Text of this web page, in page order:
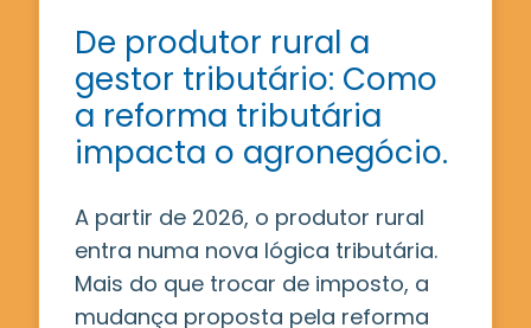
De produtor rural a
gestor tributário: Como
a reforma tributária
impacta o agronegócio.
A partir de 2026, o produtor rural
entra numa nova lógica tributária.
Mais do que trocar de imposto, a
mudança proposta pela reforma